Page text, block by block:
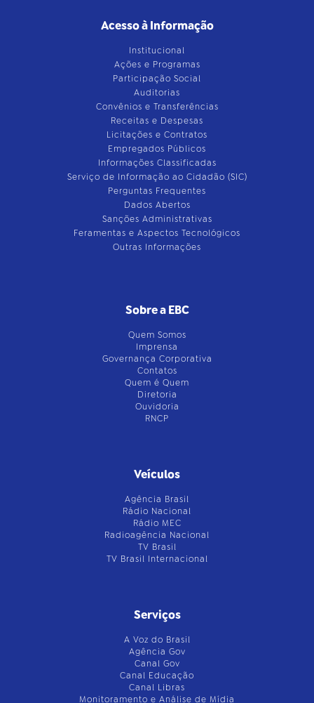
Acesso à Informação
Institucional
Ações e Programas
Participação Social
Auditorias
Convênios e Transferências
Receitas e Despesas
Licitações e Contratos
Empregados Públicos
Informações Classificadas
Serviço de Informação ao Cidadão (SIC)
Perguntas Frequentes
Dados Abertos
Sanções Administrativas
Feramentas e Aspectos Tecnológicos
Outras Informações
Sobre a EBC
Quem Somos
Imprensa
Governança Corporativa
Contatos
Quem é Quem
Diretoria
Ouvidoria
RNCP
Veículos
Agência Brasil
Rádio Nacional
Rádio MEC
Radioagência Nacional
TV Brasil
TV Brasil Internacional
Serviços
A Voz do Brasil
Agência Gov
Canal Gov
Canal Educação
Canal Libras
Monitoramento e Análise de Mídia